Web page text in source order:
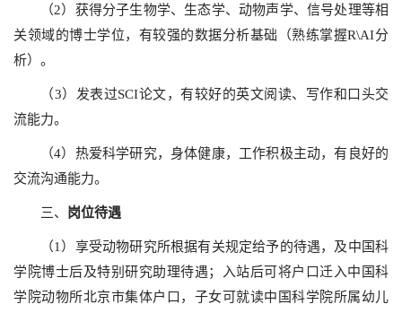
（2）获得分子生物学、生态学、动物声学、信号处理等相
关领域的博士学位，有较强的数据分析基础（熟练掌握R\AI分
析）。
（3）发表过SCI论文，有较好的英文阅读、写作和口头交
流能力。
（4）热爱科学研究，身体健康，工作积极主动，有良好的
交流沟通能力。
三、 岗位待遇
（1）享受动物研究所根据有关规定给予的待遇，及中国科
学院博士后及特别研究助理待遇；入站后可将户口迁入中国科
学院动物所北京市集体户口，子女可就读中国科学院所属幼儿